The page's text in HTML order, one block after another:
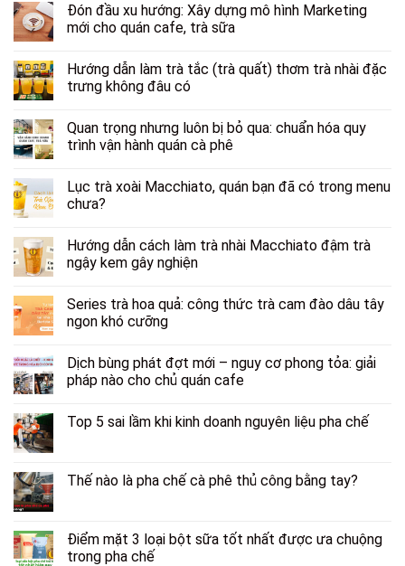
Đón đầu xu hướng: Xây dựng mô hình Marketing
mới cho quán cafe, trà sữa
Hướng dẫn làm trà tắc (trà quất) thơm trà nhài đặc
trưng không đâu có
Quan trọng nhưng luôn bị bỏ qua: chuẩn hóa quy
trình vận hành quán cà phê
Lục trà xoài Macchiato, quán bạn đã có trong menu
chưa?
Hướng dẫn cách làm trà nhài Macchiato đậm trà
ngậy kem gây nghiện
Series trà hoa quả: công thức trà cam đào dâu tây
ngon khó cưỡng
Dịch bùng phát đợt mới – nguy cơ phong tỏa: giải
pháp nào cho chủ quán cafe
Top 5 sai lầm khi kinh doanh nguyên liệu pha chế
Thế nào là pha chế cà phê thủ công bằng tay?
Điểm mặt 3 loại bột sữa tốt nhất được ưa chuộng
trong pha chế